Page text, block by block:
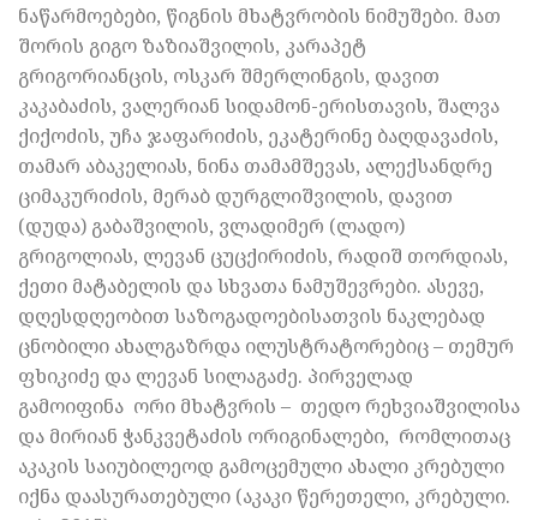
ნაწარმოებები, წიგნის მხატვრობის ნიმუშები. მათ
შორის გიგო ზაზიაშვილის, კარაპეტ
გრიგორიანცის, ოსკარ შმერლინგის, დავით
კაკაბაძის, ვალერიან სიდამონ-ერისთავის, შალვა
ქიქოძის, უჩა ჯაფარიძის, ეკატერინე ბაღდავაძის,
თამარ აბაკელიას, ნინა თამამშევას, ალექსანდრე
ციმაკურიძის, მერაბ დურგლიშვილის, დავით
(დუდა) გაბაშვილის, ვლადიმერ (ლადო)
გრიგოლიას, ლევან ცუცქირიძის, რადიშ თორდიას,
ქეთი მატაბელის და სხვათა ნამუშევრები. ასევე,
დღესდღეობით საზოგადოებისათვის ნაკლებად
ცნობილი ახალგაზრდა ილუსტრატორებიც – თემურ
ფხიკიძე და ლევან სილაგაძე. პირველად
გამოიფინა ორი მხატვრის – თედო რეხვიაშვილისა
და მირიან ჭანკვეტაძის ორიგინალები, რომლითაც
აკაკის საიუბილეოდ გამოცემული ახალი კრებული
იქნა დაასურათებული (აკაკი წერეთელი, კრებული.